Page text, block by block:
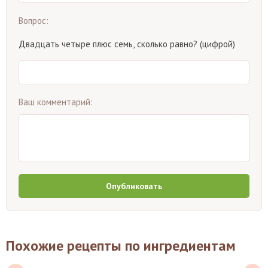
Вопрос:
Двадцать четыре плюс семь, сколько равно? (цифрой)
Ваш комментарий:
Опубликовать
Похожие рецепты по ингредиентам